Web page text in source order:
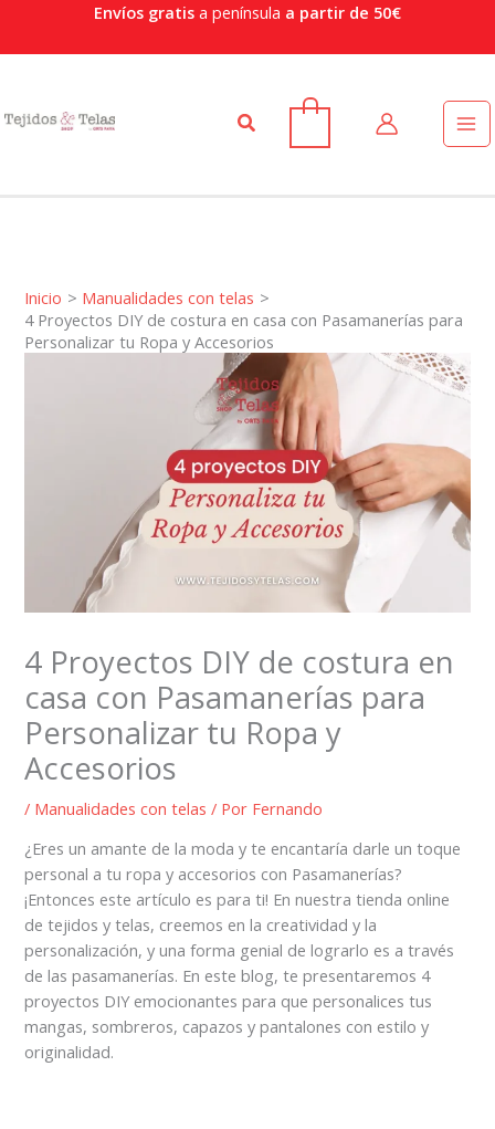
Envíos gratis a península a partir de 50€
Buscar
Inicio
Manualidades con telas
4 Proyectos DIY de costura en casa con Pasamanerías para
Personalizar tu Ropa y Accesorios
4 Proyectos DIY de costura en
casa con Pasamanerías para
Personalizar tu Ropa y
Accesorios
/ Manualidades con telas / Por Fernando
¿Eres un amante de la moda y te encantaría darle un toque
personal a tu ropa y accesorios con Pasamanerías?
¡Entonces este artículo es para ti! En nuestra tienda online
de tejidos y telas, creemos en la creatividad y la
personalización, y una forma genial de lograrlo es a través
de las pasamanerías. En este blog, te presentaremos 4
proyectos DIY emocionantes para que personalices tus
mangas, sombreros, capazos y pantalones con estilo y
originalidad.